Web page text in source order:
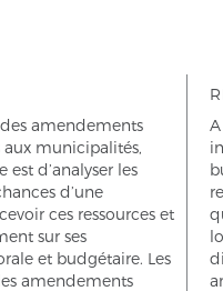
amendements
municipalités,
est d’analyser les
d’une
ces ressources et
sur ses
et budgétaire. Les
amendements